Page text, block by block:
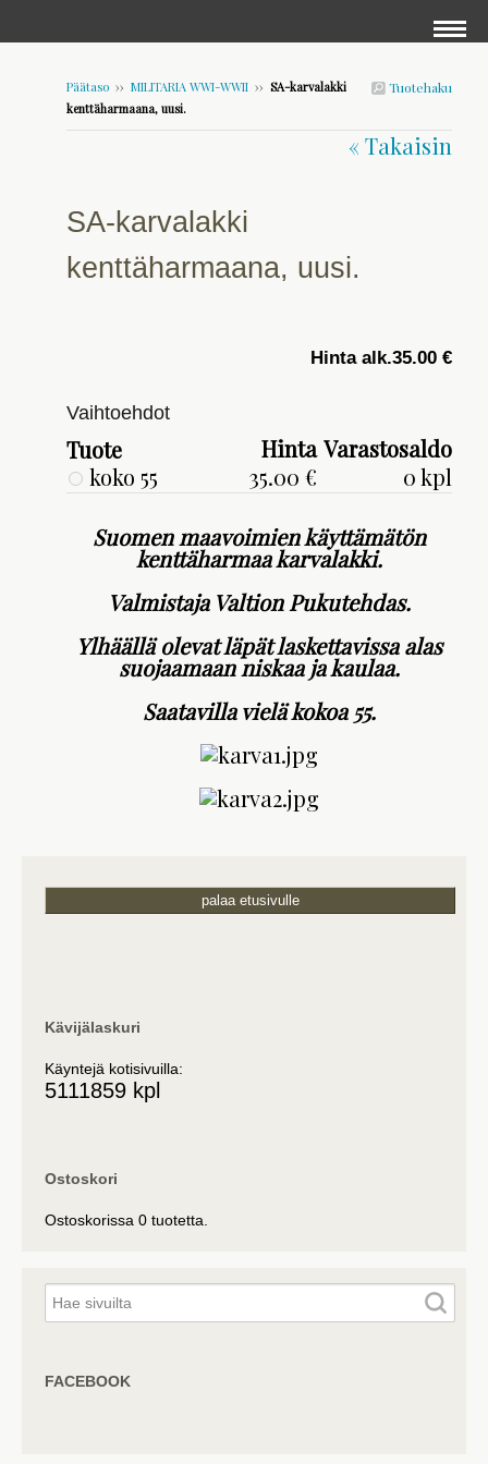
Tuotehaku
Päätaso ›› MILITARIA WWI-WWII ›› SA-karvalakki
kenttäharmaana, uusi.
« Takaisin
SA-karvalakki
kenttäharmaana, uusi.
Hinta alk.35.00 €
Vaihtoehdot
Tuote Hinta Varastosaldo
koko 55
35.00 € 0 kpl
Suomen maavoimien käyttämätön
kenttäharmaa karvalakki.
Valmistaja Valtion Pukutehdas.
Ylhäällä olevat läpät laskettavissa alas
suojaamaan niskaa ja kaulaa.
Saatavilla vielä kokoa 55.
palaa etusivulle
Kävijälaskuri
Käyntejä kotisivuilla:
5111859 kpl
Ostoskori
Ostoskorissa 0 tuotetta.
FACEBOOK